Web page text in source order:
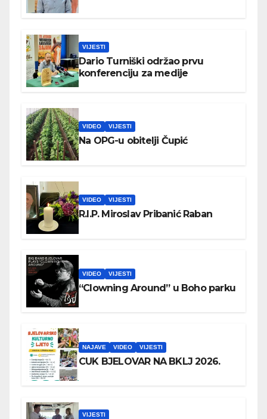
VIJESTI
Dario Turniški održao prvu
konferenciju za medije
VIDEO VIJESTI
Na OPG-u obitelji Čupić
VIDEO VIJESTI
R.I.P. Miroslav Pribanić Raban
VIDEO VIJESTI
“Clowning Around” u Boho parku
NAJAVE VIDEO VIJESTI
CUK BJELOVAR NA BKLJ 2026.
VIJESTI